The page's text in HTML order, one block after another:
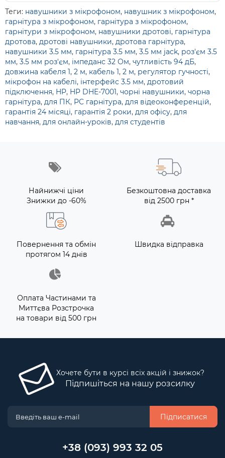
Теги: навушники з мікрофоном, навушник з мікрофоном,
гарнітура з мікрофоном, гарнітура з мікрофоном,
гарнітури з мікрофоном, навушники дротові, гарнітура
дротова, дротові навушники, дротова гарнітура,
навушники 3.5 мм, гарнітура 3.5 мм, 3.5 мм jack, роз'єм 3.5
мм, 3.5 мм роз'єм, імпеданс 32 Ом, чутливість 94 дБ,
довжина кабеля 1, 2 м, кабель 1, 2 м, регулятор гучності,
мікрофон на кабелі, інтерфейс 3.5 мм, дротовий
підключення, HP, HP DHE-7001, чорні навушники, чорна
гарнітура, для ПК, PC гарнітура, для відеоконференцій,
гарантія 24 місяці, гарантія 2 роки, для офісу, для
навчання, для онлайн-уроків, для студентів
Найнижчі ціни
Знижки до -60%
Безкоштовна доставка
від 2500 грн *
Повернення та обмін
протягом 14 днів
Швидка відправка
Оплата Частинами та
Миттєва Розстрочка
на товари від 500 грн
Хочете бути в курсі всіх акцій і знижок?
Підпишіться на нашу розсилку
Підписатися
+38 (093) 993 32 05